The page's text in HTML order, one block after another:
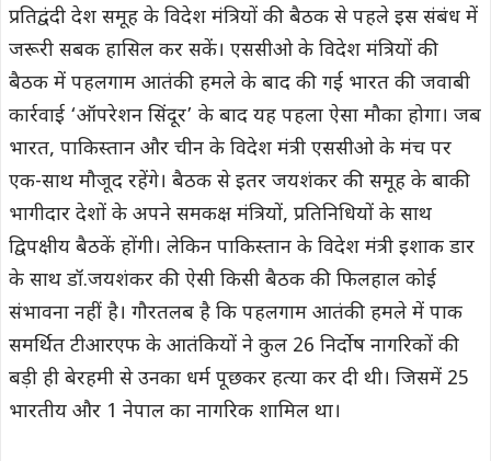
प्रतिद्वंदी देश समूह के विदेश मंत्रियों की बैठक से पहले इस संबंध में
जरूरी सबक हासिल कर सकें। एससीओ के विदेश मंत्रियों की
बैठक में पहलगाम आतंकी हमले के बाद की गई भारत की जवाबी
कार्रवाई ‘ऑपरेशन सिंदूर’ के बाद यह पहला ऐसा मौका होगा। जब
भारत, पाकिस्तान और चीन के विदेश मंत्री एससीओ के मंच पर
एक-साथ मौजूद रहेंगे। बैठक से इतर जयशंकर की समूह के बाकी
भागीदार देशों के अपने समकक्ष मंत्रियों, प्रतिनिधियों के साथ
द्विपक्षीय बैठकें होंगी। लेकिन पाकिस्तान के विदेश मंत्री इशाक डार
के साथ डॉ.जयशंकर की ऐसी किसी बैठक की फिलहाल कोई
संभावना नहीं है। गौरतलब है कि पहलगाम आतंकी हमले में पाक
समर्थित टीआरएफ के आतंकियों ने कुल 26 निर्दोष नागरिकों की
बड़ी ही बेरहमी से उनका धर्म पूछकर हत्या कर दी थी। जिसमें 25
भारतीय और 1 नेपाल का नागरिक शामिल था।